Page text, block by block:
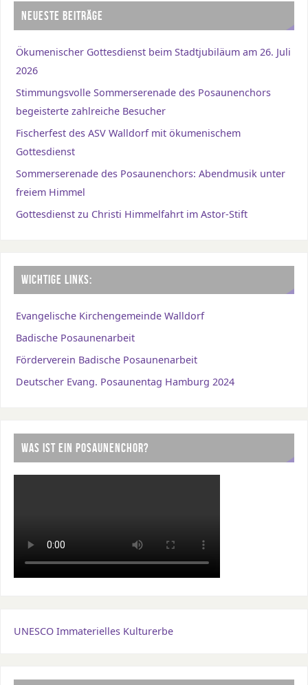
NEUESTE BEITRÄGE
Ökumenischer Gottesdienst beim Stadtjubiläum am 26. Juli
2026
Stimmungsvolle Sommerserenade des Posaunenchors
begeisterte zahlreiche Besucher
Fischerfest des ASV Walldorf mit ökumenischem
Gottesdienst
Sommerserenade des Posaunenchors: Abendmusik unter
freiem Himmel
Gottesdienst zu Christi Himmelfahrt im Astor-Stift
WICHTIGE LINKS:
Evangelische Kirchengemeinde Walldorf
Badische Posaunenarbeit
Förderverein Badische Posaunenarbeit
Deutscher Evang. Posaunentag Hamburg 2024
WAS IST EIN POSAUNENCHOR?
UNESCO Immaterielles Kulturerbe